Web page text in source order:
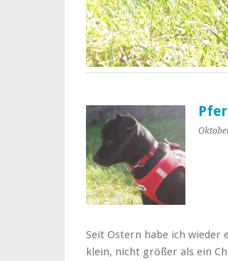
Seit Ostern habe ich wieder
klein, nicht größer als ein